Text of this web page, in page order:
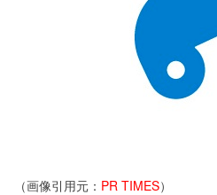
（画像引用元： PR TIMES）